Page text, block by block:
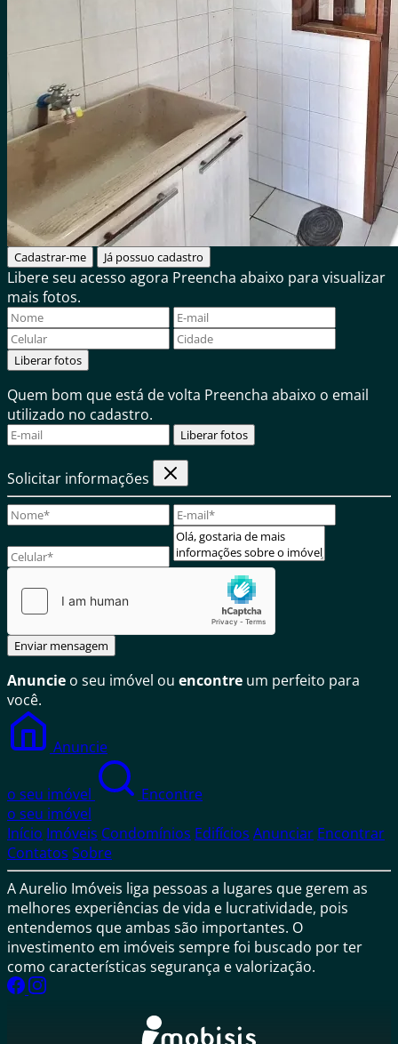
Cadastrar-me Já possuo cadastro
Libere seu acesso agora Preencha abaixo para visualizar
mais fotos.
Liberar fotos
Quem bom que está de volta Preencha abaixo o email
utilizado no cadastro.
Liberar fotos
Solicitar informações
Enviar mensagem
Anuncie o seu imóvel ou encontre um perfeito para
você.
Anuncie
o seu imóvel
Encontre
o seu imóvel
Início Imóveis Condomínios Edifícios Anunciar Encontrar
Contatos Sobre
A Aurelio Imóveis liga pessoas a lugares que gerem as
melhores experiências de vida e lucratividade, pois
entendemos que ambas são importantes. O
investimento em imóveis sempre foi buscado por ter
como características segurança e valorização.